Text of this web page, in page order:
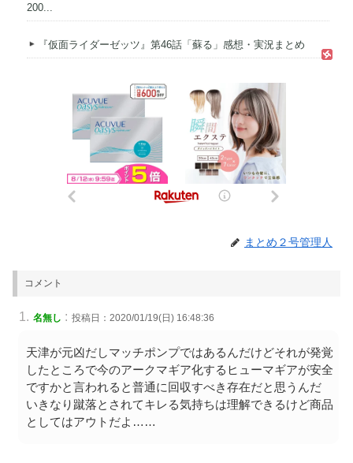
200...
『仮面ライダーゼッツ』第46話「蘇る」感想・実況まとめ
まとめ２号管理人
コメント
名無し : 投稿日：2020/01/19(日) 16:48:36
天津が元凶だしマッチポンプではあるんだけどそれが発覚
したところで今のアークマギア化するヒューマギアが安全
ですかと言われると普通に回収すべき存在だと思うんだ
いきなり蹴落とされてキレる気持ちは理解できるけど商品
としてはアウトだよ……